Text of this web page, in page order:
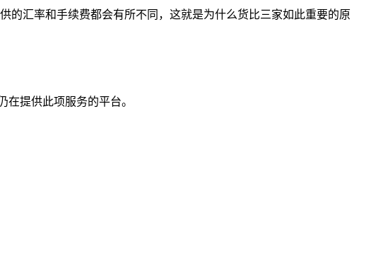
的汇率和手续费都会有所不同，这就是为什么货比三家如此重要的原
在提供此项服务的平台。